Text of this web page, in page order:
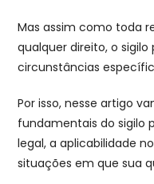
Mas assim como toda
qualquer direito, o
circunstâncias
Por isso, nesse artigo
fundamentais do sigilo
legal, a aplicabilidade
situações em que sua